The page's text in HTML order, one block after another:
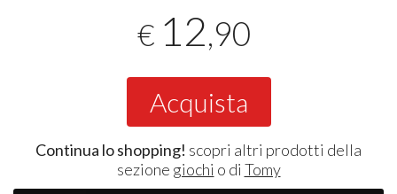
€ 12,90
Acquista
Continua lo shopping! scopri altri prodotti della
sezione giochi o di Tomy